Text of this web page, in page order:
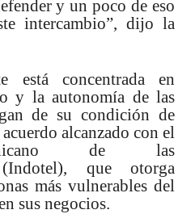
y un poco de eso
intercambio”, dijo la
está concentrada en
y la autonomía de las
de su condición de
alcanzado con el
de las
(Indotel), que otorga
más vulnerables del
sus negocios.